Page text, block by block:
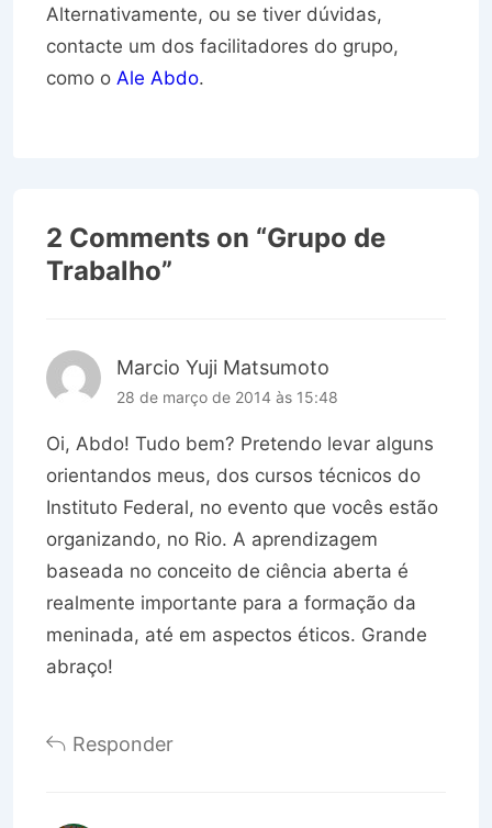
Alternativamente, ou se tiver dúvidas,
contacte um dos facilitadores do grupo,
como o Ale Abdo.
2 Comments on “Grupo de
Trabalho”
Marcio Yuji Matsumoto
28 de março de 2014 às 15:48
Oi, Abdo! Tudo bem? Pretendo levar alguns
orientandos meus, dos cursos técnicos do
Instituto Federal, no evento que vocês estão
organizando, no Rio. A aprendizagem
baseada no conceito de ciência aberta é
realmente importante para a formação da
meninada, até em aspectos éticos. Grande
abraço!
Responder